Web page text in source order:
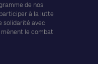
de nos
à la lutte
solidarité avec
mènent le combat